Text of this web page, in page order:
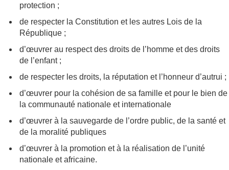
protection ;
de respecter la Constitution et les autres Lois de la
République ;
d’œuvrer au respect des droits de l’homme et des droits
de l’enfant ;
de respecter les droits, la réputation et l’honneur d’autrui ;
d’œuvrer pour la cohésion de sa famille et pour le bien de
la communauté nationale et internationale
d’œuvrer à la sauvegarde de l’ordre public, de la santé et
de la moralité publiques
d’œuvrer à la promotion et à la réalisation de l’unité
nationale et africaine.